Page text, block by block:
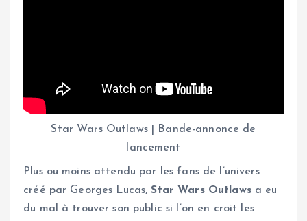
Star Wars Outlaws | Bande-annonce de
lancement
Plus ou moins attendu par les fans de l’univers
créé par Georges Lucas,Star Wars Outlawsa eu
du mal à trouver son public si l’on en croit les